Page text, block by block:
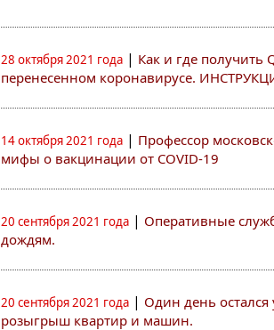
28 октября 2021 года | Как и где получить
перенесенном коронавирусе.
14 октября 2021 года | Профессор
мифы о вакцинации от COVID-19
20 сентября 2021 года | Оперативные
дождям.
20 сентября 2021 года | Один день
розыгрыш квартир и машин.